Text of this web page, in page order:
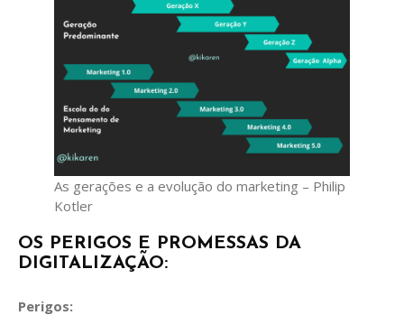
As gerações e a evolução do marketing – Philip
Kotler
OS PERIGOS E PROMESSAS DA
DIGITALIZAÇÃO:
Perigos: